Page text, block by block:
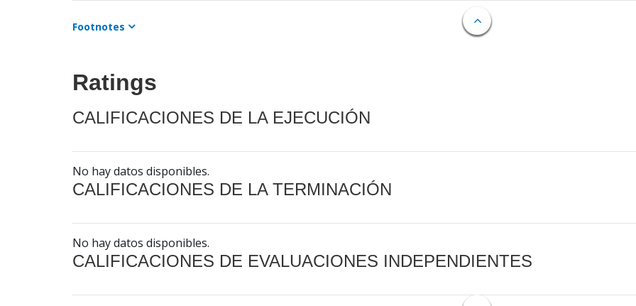
Footnotes
Ratings
CALIFICACIONES DE LA EJECUCIÓN
No hay datos disponibles.
CALIFICACIONES DE LA TERMINACIÓN
No hay datos disponibles.
CALIFICACIONES DE EVALUACIONES INDEPENDIENTES